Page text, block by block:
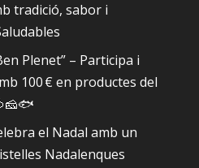
tradició, sabor i
Plenet” – Participa i
100 € en productes del
el Nadal amb un
Nadalenques